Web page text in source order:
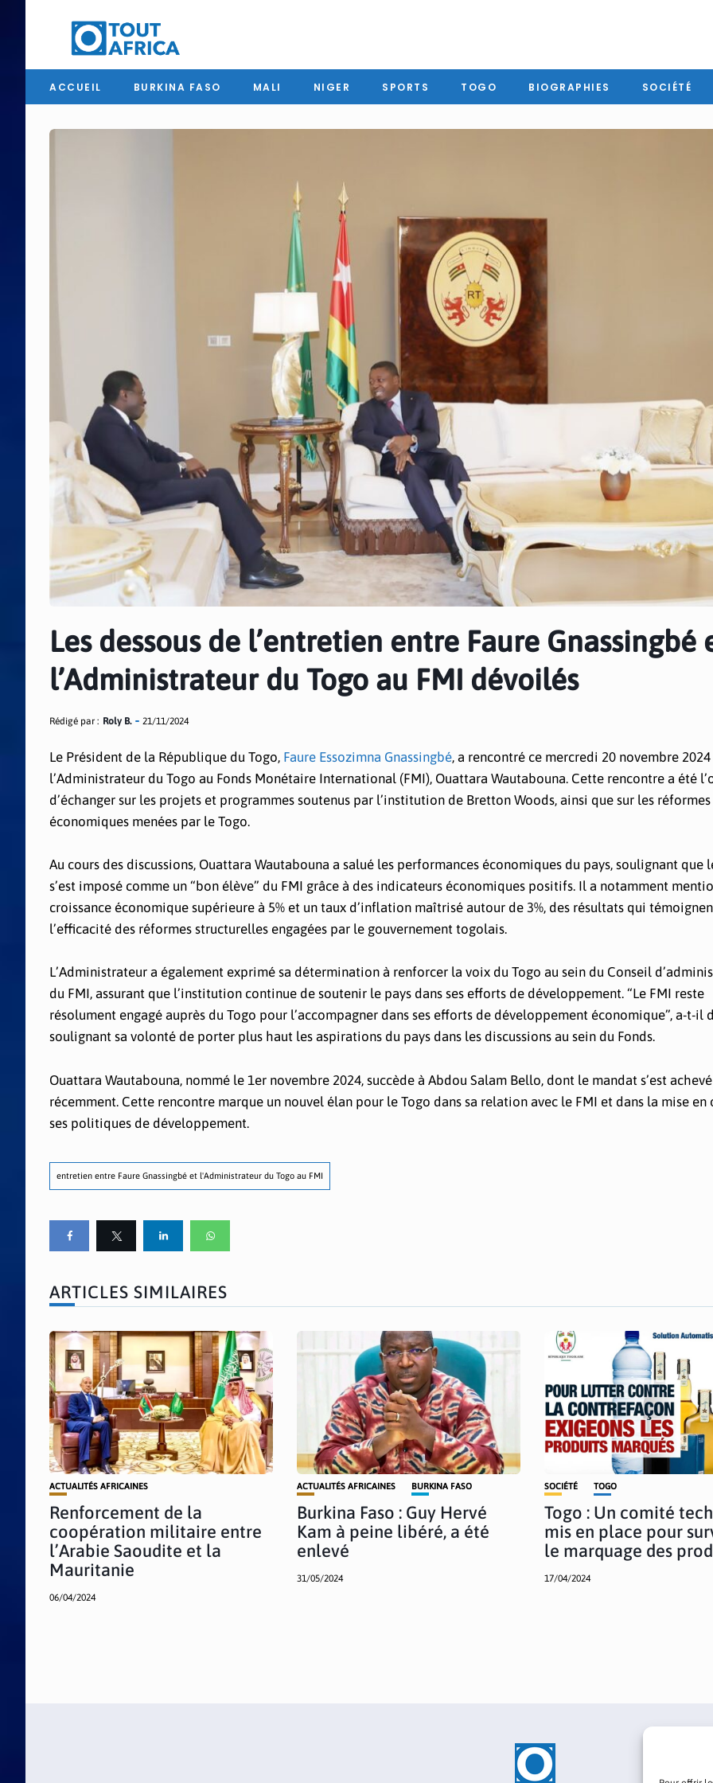
ACCUEIL BURKINA FASO MALI NIGER SPORTS TOGO BIOGRAPHIES SOCIÉTÉ
Les dessous de l’entretien entre Faure Gnassingbé
l’Administrateur du Togo au FMI dévoilés
Rédigé par : Roly B. 21/11/2024
Le Président de la République du Togo, Faure Essozimna Gnassingbé, a rencontré ce mercredi 20 novembre
l’Administrateur du Togo au Fonds Monétaire International (FMI), Ouattara Wautabouna. Cette rencontre a été
d’échanger sur les projets et programmes soutenus par l’institution de Bretton Woods, ainsi que sur les réformes
économiques menées par le Togo.
Au cours des discussions, Ouattara Wautabouna a salué les performances économiques du pays, soulignant que
s’est imposé comme un “bon élève” du FMI grâce à des indicateurs économiques positifs. Il a notamment
croissance économique supérieure à 5% et un taux d’inflation maîtrisé autour de 3%, des résultats qui
l’efficacité des réformes structurelles engagées par le gouvernement togolais.
L’Administrateur a également exprimé sa détermination à renforcer la voix du Togo au sein du Conseil
du FMI, assurant que l’institution continue de soutenir le pays dans ses efforts de développement. “Le FMI reste
résolument engagé auprès du Togo pour l’accompagner dans ses efforts de développement économique”, a-t-il
soulignant sa volonté de porter plus haut les aspirations du pays dans les discussions au sein du Fonds.
Ouattara Wautabouna, nommé le 1er novembre 2024, succède à Abdou Salam Bello, dont le mandat s’est achevé
récemment. Cette rencontre marque un nouvel élan pour le Togo dans sa relation avec le FMI et dans la mise
ses politiques de développement.
entretien entre Faure Gnassingbé et l'Administrateur du Togo au FMI
ARTICLES SIMILAIRES
ACTUALITÉS AFRICAINES
Renforcement de la
coopération militaire entre
l’Arabie Saoudite et la
Mauritanie
06/04/2024
ACTUALITÉS AFRICAINES BURKINA FASO
Burkina Faso : Guy Hervé
Kam à peine libéré, a été
enlevé
31/05/2024
SOCIÉTÉ TOGO
Togo : Un comité
mis en place pour
le marquage des
17/04/2024